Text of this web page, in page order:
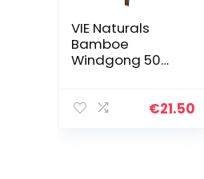
VIE Naturals
Bamboe
Windgong 50
€21.50